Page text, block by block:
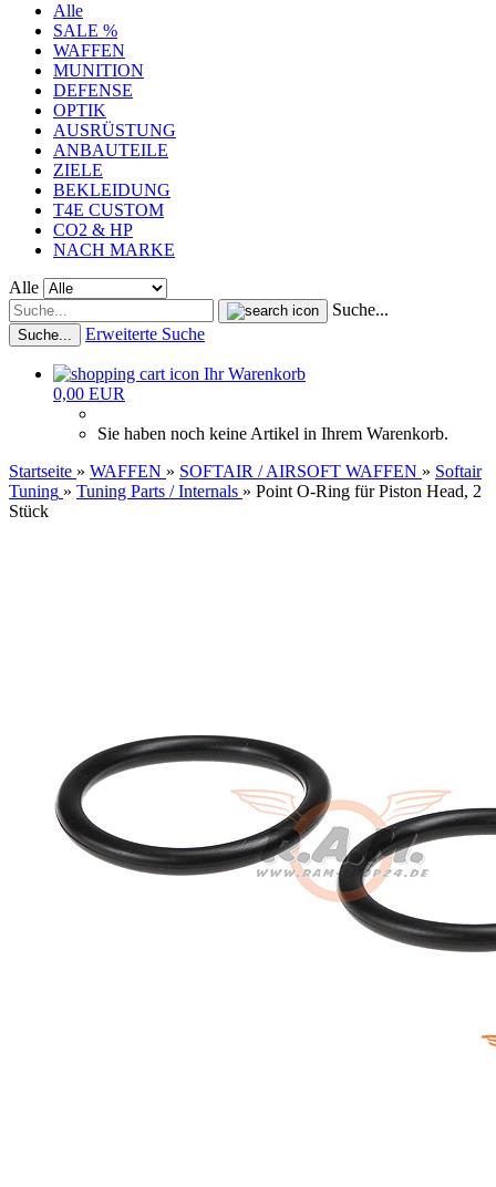
Alle
SALE %
WAFFEN
MUNITION
DEFENSE
OPTIK
AUSRÜSTUNG
ANBAUTEILE
ZIELE
BEKLEIDUNG
T4E CUSTOM
CO2 & HP
NACH MARKE
Alle
Suche...
Suche... Erweiterte Suche
Ihr Warenkorb
0,00 EUR
Sie haben noch keine Artikel in Ihrem Warenkorb.
Startseite » WAFFEN » SOFTAIR / AIRSOFT WAFFEN » Softair
Tuning » Tuning Parts / Internals » Point O-Ring für Piston Head, 2
Stück